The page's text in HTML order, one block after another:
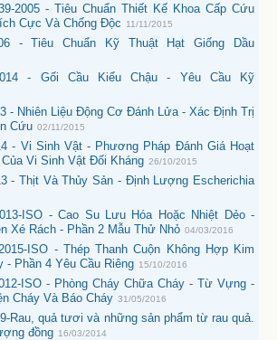
2005 - Tiêu Chuẩn Thiết Kế Khoa Cấp Cứu
Cực Và Chống Độc
11/11/2015
- Tiêu Chuẩn Kỹ Thuật Hạt Giống Dầu
- Gối Cầu Kiểu Chậu - Yêu Cầu Kỹ
- Nhiên Liệu Động Cơ Đánh Lửa - Xác Định Trị
Cứu 02/11/2015
- Vi Sinh Vật - Phương Pháp Đánh Giá Hoạt
Vi Sinh Vật Đối Kháng 26/10/2015
- Thịt Và Thủy Sản - Định Lượng Escherichia
ISO - Cao Su Lưu Hóa Hoặc Nhiệt Dẻo -
Xé Rách - Phần 2 Mẫu Thử Nhỏ 04/03/2016
ISO - Thép Thanh Cuộn Không Hợp Kim
- Phần 4 Yêu Cầu Riêng 15/10/2016
ISO - Phòng Cháy Chữa Cháy - Từ Vựng -
Cháy Và Báo Cháy 31/05/2016
Rau, quả tươi và những sản phẩm từ rau quả.
đồng 16/03/2014